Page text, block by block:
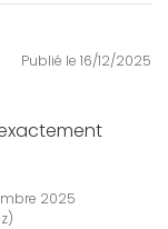
Publié le 16/12/2025
2025